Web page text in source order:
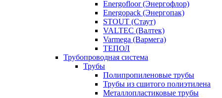
Energofloor (Энергофлор)
Energopack (Энергопак)
STOUT (Стаут)
VALTEC (Валтек)
Varmega (Вармега)
ТЕПОЛ
Трубопроводная система
Трубы
Полипропиленовые трубы
Трубы из сшитого полиэтилена
Металлопластиковые трубы